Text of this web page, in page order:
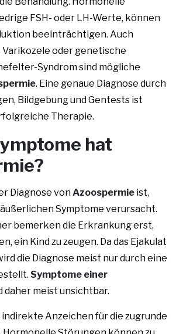
FSH- oder LH-Werte, können
beeinträchtigen. Auch
Varikozele oder genetische
Syndrom sind mögliche
. Eine genaue Diagnose durch
Bildgebung und Gentests ist
Therapie.
hat
Diagnose von Azoospermie ist,
Symptome verursacht.
bemerken die Erkrankung erst,
ein Kind zu zeugen. Da das Ejakulat
die Diagnose meist nur durch eine
Symptome einer
daher meist unsichtbar.
Anzeichen für die zugrunde